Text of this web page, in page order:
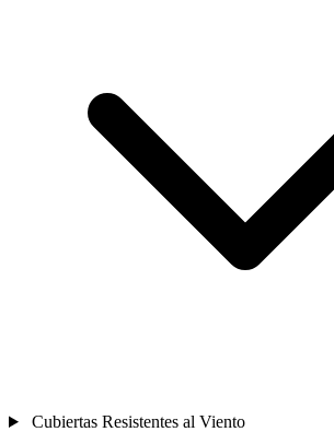
Cubiertas Resistentes al Viento